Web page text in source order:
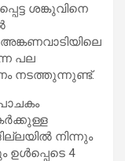
ശങ്കുവിനെ
പല
നടത്തുന്നുണ്ട്.
നിന്നും
4